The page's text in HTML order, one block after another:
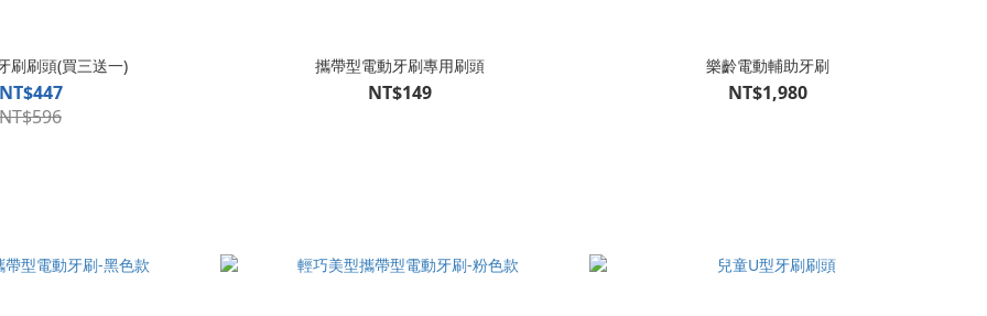
刷刷頭(買三送一)
NT$596
攜帶型電動牙刷專用刷頭
NT$149
樂齡電動輔助牙刷
NT$1,980